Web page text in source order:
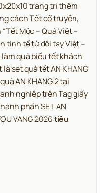
trang trí thêm
cách Tết cổ truyền,
Mộc – Quà Việt –
tinh tế từ đôi tay Việt –
quà biếu tết khách
set quà tết AN KHANG
AN KHANG 2 tại
nghiệp trên Tag giấy
phần SET AN
VANG 2026 tiêu